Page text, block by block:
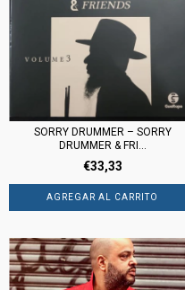
SORRY DRUMMER ‎– SORRY
DRUMMER & FRI...
€33,33